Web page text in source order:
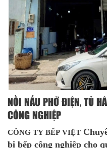
NỒI NẤU PHỞ ĐIỆN, TỦ
CÔNG NGHIỆP
CÔNG TY BẾP VIỆT
bị bếp công nghiệp cho